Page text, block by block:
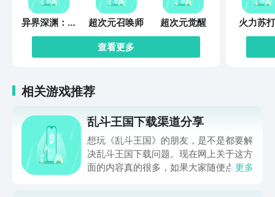
异界深渊：觉
醒
超次元召唤师
超次元觉醒
查看更多
火力苏
相关游戏推荐
乱斗王国下载渠道分享
想玩《乱斗王国》的朋友，是不是都要解
决乱斗王国下载问题。现在网上关于这方
面的内容真的很多，如果大家随便点击陌
更多